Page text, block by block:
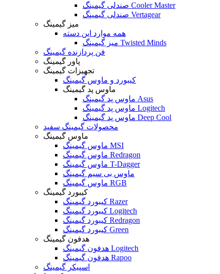
صندلی گیمینگ Cooler Master
صندلی گیمینگ Vertagear
میز گیمینگ
همه موارد این دسته
میز گیمینگ Twisted Minds
فن پردازنده گیمینگ
پاور گیمینگ
تجهیزات گیمینگ
کیبورد و ماوس گیمینگ
ماوس پد گیمینگ
ماوس پد گیمینگ Asus
ماوس پد گیمینگ Logitech
ماوس پد گیمینگ Deep Cool
محصولات گیمینگ سفید
ماوس گیمینگ
ماوس گیمینگ MSI
ماوس گیمینگ Redragon
ماوس گیمینگ T-Dagger
ماوس بی سیم گیمینگ
ماوس گیمینگ RGB
کیبورد گیمینگ
کیبورد گیمینگ Razer
کیبورد گیمینگ Logitech
کیبورد گیمینگ Redragon
کیبورد گیمینگ Green
هدفون گیمینگ
هدفون گیمینگ Logitech
هدفون گیمینگ Rapoo
اسپیکر گیمینگ